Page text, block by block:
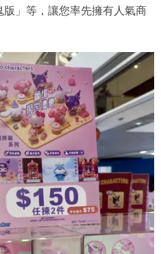
版」等，讓您率先擁有人氣商